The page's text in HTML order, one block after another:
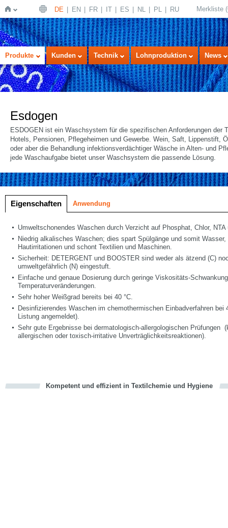
Startseite
DE EN FR IT ES NL PL RU Merkliste (
Produkte Kunden Technik Lohnproduktion News
Esdogen
ESDOGEN ist ein Waschsystem für die spezifischen Anforderungen der
Hotels, Pensionen, Pflegeheimen und Gewerbe. Wein, Saft, Lippenstift,
oder aber die Behandlung infektionsverdächtiger Wäsche in Alten- und
jede Waschaufgabe bietet unser Waschsystem die passende Lösung.
Eigenschaften Anwendung
Umweltschonendes Waschen durch Verzicht auf Phosphat, Chlor, NTA
Niedrig alkalisches Waschen; dies spart Spülgänge und somit Wasser,
Hautirritationen und schont Textilien und Maschinen.
Sicherheit: DETERGENT und BOOSTER sind weder als ätzend (C)
umweltgefährlich (N) eingestuft.
Einfache und genaue Dosierung durch geringe Viskositäts-
Temperaturveränderungen.
Sehr hoher Weißgrad bereits bei 40 °C.
Desinfizierendes Waschen im chemothermischen Einbadverfahren bei
Listung angemeldet).
Sehr gute Ergebnisse bei dermatologisch-allergologischen Prüfungen
allergischen oder toxisch-irritative Unverträglichkeitsreaktionen).
Kompetent und effizient in Textilchemie und Hygiene